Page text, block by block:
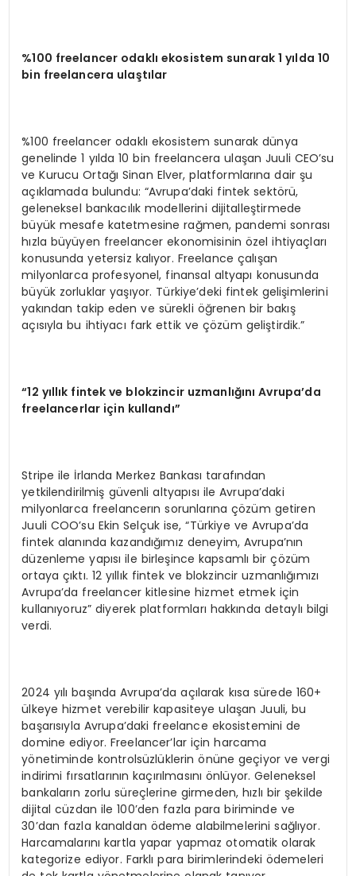
%100 freelancer odaklı ekosistem sunarak 1 yılda 10
bin freelancera ulaştılar
%100 freelancer odaklı ekosistem sunarak dünya
genelinde 1 yılda 10 bin freelancera ulaşan Juuli CEO’su
ve Kurucu Ortağı Sinan Elver, platformlarına dair şu
açıklamada bulundu: “Avrupa’daki fintek sektörü,
geleneksel bankacılık modellerini dijitalleştirmede
büyük mesafe katetmesine rağmen, pandemi sonrası
hızla büyüyen freelancer ekonomisinin özel ihtiyaçları
konusunda yetersiz kalıyor. Freelance çalışan
milyonlarca profesyonel, finansal altyapı konusunda
büyük zorluklar yaşıyor. Türkiye’deki fintek gelişimlerini
yakından takip eden ve sürekli öğrenen bir bakış
açısıyla bu ihtiyacı fark ettik ve çözüm geliştirdik.”
“12 yıllık fintek ve blokzincir uzmanlığını Avrupa’da
freelancerlar için kullandı”
Stripe ile İrlanda Merkez Bankası tarafından
yetkilendirilmiş güvenli altyapısı ile Avrupa’daki
milyonlarca freelancerın sorunlarına çözüm getiren
Juuli COO’su Ekin Selçuk ise, “Türkiye ve Avrupa’da
fintek alanında kazandığımız deneyim, Avrupa’nın
düzenleme yapısı ile birleşince kapsamlı bir çözüm
ortaya çıktı. 12 yıllık fintek ve blokzincir uzmanlığımızı
Avrupa’da freelancer kitlesine hizmet etmek için
kullanıyoruz” diyerek platformları hakkında detaylı bilgi
verdi.
2024 yılı başında Avrupa’da açılarak kısa sürede 160+
ülkeye hizmet verebilir kapasiteye ulaşan Juuli, bu
başarısıyla Avrupa’daki freelance ekosistemini de
domine ediyor. Freelancer’lar için harcama
yönetiminde kontrolsüzlüklerin önüne geçiyor ve vergi
indirimi fırsatlarının kaçırılmasını önlüyor. Geleneksel
bankaların zorlu süreçlerine girmeden, hızlı bir şekilde
dijital cüzdan ile 100’den fazla para biriminde ve
30’dan fazla kanaldan ödeme alabilmelerini sağlıyor.
Harcamalarını kartla yapar yapmaz otomatik olarak
kategorize ediyor. Farklı para birimlerindeki ödemeleri